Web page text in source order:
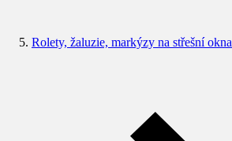
Rolety, žaluzie, markýzy na střešní okna